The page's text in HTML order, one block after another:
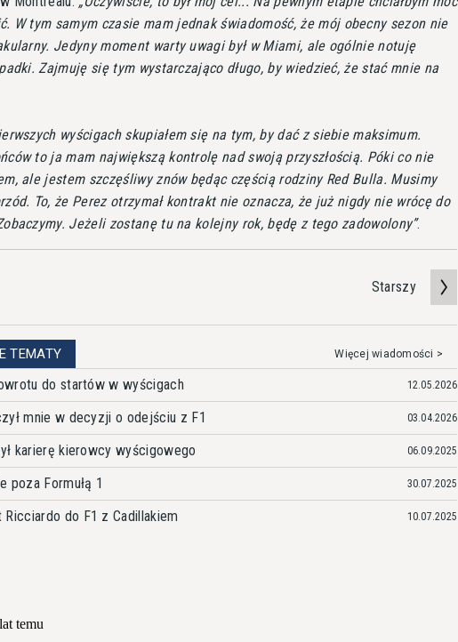
W tym samym czasie mam jednak świadomość, że mój obecny sezon nie
Jedyny moment warty uwagi był w Miami, ale ogólnie notuję
Zajmuję się tym wystarczająco długo, by wiedzieć, że stać mnie na
wyścigach skupiałem się na tym, by dać z siebie maksimum.
to ja mam największą kontrolę nad swoją przyszłością. Póki co nie
ale jestem szczęśliwy znów będąc częścią rodziny Red Bulla. Musimy
To, że Perez otrzymał kontrakt nie oznacza, że już nigdy nie wrócę do
Jeżeli zostanę tu na kolejny rok, będę z tego zadowolony .
Starszy
TEMATY Więcej wiadomości >
do startów w wyścigach 12.05.2026
mnie w decyzji o odejściu z F1 03.04.2026
karierę kierowcy wyścigowego 06.09.2025
poza Formułą 1 30.07.2025
do F1 z Cadillakiem 10.07.2025